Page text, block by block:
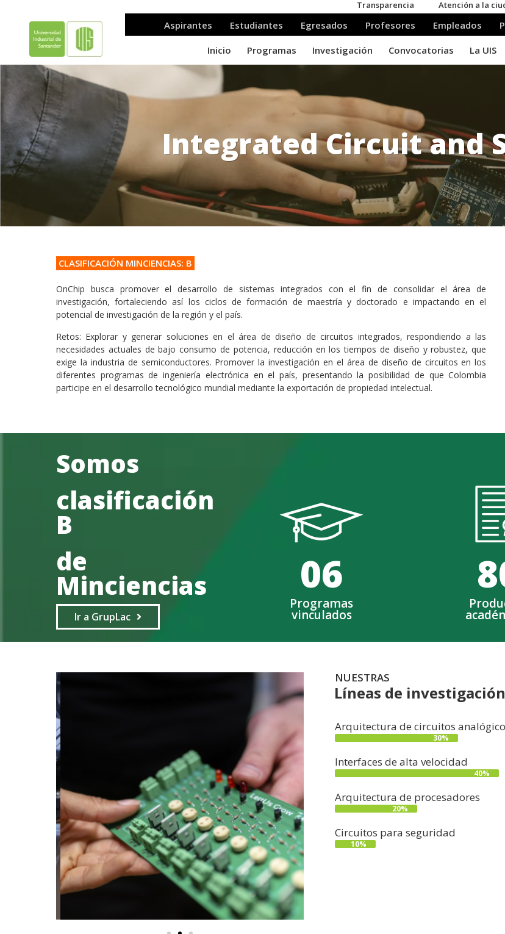
Integrated Circuit and
CLASIFICACIÓN MINCIENCIAS: B
OnChip busca promover el desarrollo de sistemas integrados con el fin de consolidar el área de
investigación, fortaleciendo así los ciclos de formación de maestría y doctorado e impactando en el
potencial de investigación de la región y el país.
Retos: Explorar y generar soluciones en el área de diseño de circuitos integrados, respondiendo a las
necesidades actuales de bajo consumo de potencia, reducción en los tiempos de diseño y robustez, que
exige la industria de semiconductores. Promover la investigación en el área de diseño de circuitos en los
diferentes programas de ingeniería electrónica en el país, presentando la posibilidad de que Colombia
participe en el desarrollo tecnológico mundial mediante la exportación de propiedad intelectual.
Somos
clasificación
B
de
Minciencias 06
Ir a GrupLac
Programas
vinculados
NUESTRAS
Líneas de investigación
Arquitectura de circuitos
30%
Interfaces de alta velocidad
40%
Arquitectura de procesadores
20%
Circuitos para seguridad
10%